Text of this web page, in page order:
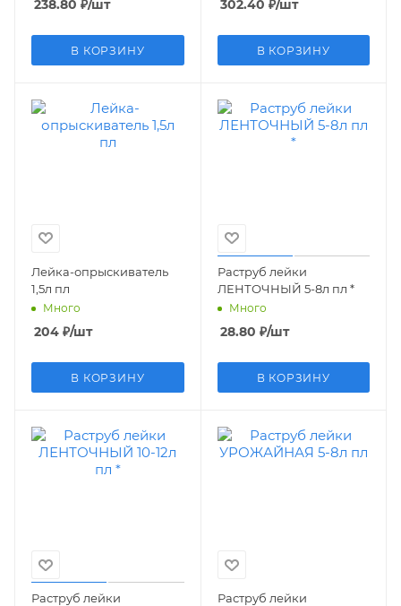
238.80 ₽/шт
В КОРЗИНУ
302.40 ₽/шт
В КОРЗИНУ
Лейка-опрыскиватель
1,5л пл
Много
204 ₽/шт
В КОРЗИНУ
Раструб лейки
ЛЕНТОЧНЫЙ 5-8л пл *
Много
28.80 ₽/шт
В КОРЗИНУ
Раструб лейки
Раструб лейки